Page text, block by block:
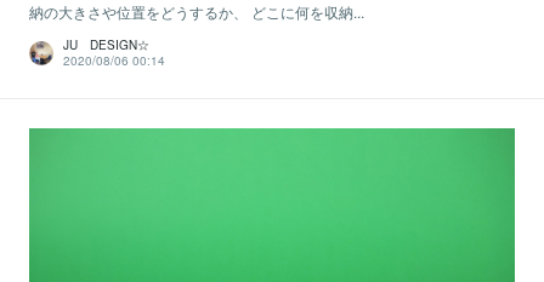
納の大きさや位置をどうするか、 どこに何を収納...
JU DESIGN☆
2020/08/06 00:14